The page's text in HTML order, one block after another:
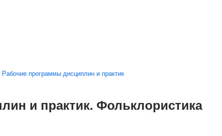
Рабочие программы дисциплин и практик
и практик. Фольклористика